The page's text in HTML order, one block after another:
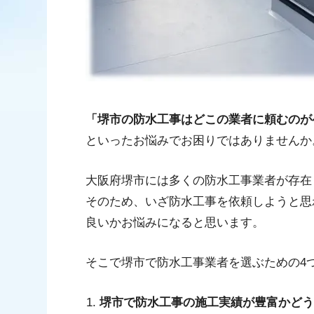
「堺市の防水工事はどこの業者に頼むの
といったお悩みでお困りではありません
大阪府堺市には多くの防水工事業者が存
そのため、いざ防水工事を依頼しようと
良いかお悩みになると思います。
そこで堺市で防水工事業者を選ぶための
堺市で防水工事の施工実績が豊富かど